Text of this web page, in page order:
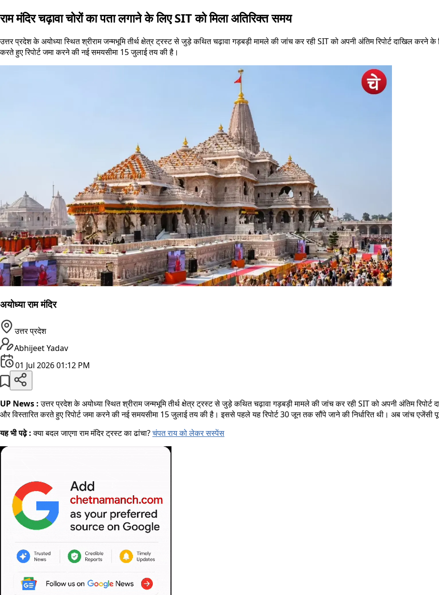
राम मंदिर चढ़ावा चोरों का पता लगाने के लिए SIT को मिला अतिरिक्त समय
उत्तर प्रदेश के अयोध्या स्थित श्रीराम जन्मभूमि तीर्थ क्षेत्र ट्रस्ट से जुड़े कथित चढ़ावा गड़बड़ी मामले की जांच कर रही SIT को अपनी अंतिम रिपोर्ट दाखिल
करते हुए रिपोर्ट जमा करने की नई समयसीमा 15 जुलाई तय की है।
अयोध्या राम मंदिर
उत्तर प्रदेश
Abhijeet Yadav
01 Jul 2026 01:12 PM
UP News :उत्तर प्रदेश के अयोध्या स्थित श्रीराम जन्मभूमि तीर्थ क्षेत्र ट्रस्ट से जुड़े कथित चढ़ावा गड़बड़ी मामले की जांच कर रही SIT को अपनी अंतिम
और विस्तारित करते हुए रिपोर्ट जमा करने की नई समयसीमा 15 जुलाई तय की है। इससे पहले यह रिपोर्ट 30 जून तक सौंपे जाने की निर्धारित थी। अब जांच
यह भी पढ़े :क्या बदल जाएगा राम मंदिर ट्रस्ट का ढांचा?चंपत राय को लेकर सस्पेंस